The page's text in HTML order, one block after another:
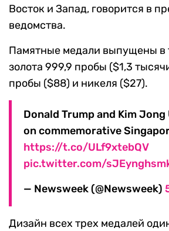
Восток и Запад, говорится в
ведомства.
Памятные медали выпущены в
золота 999,9 пробы ($1,3
пробы ($88) и никеля ($27).
Donald Trump and Kim Jong
on commemorative
https://t.co/ULf9xtebQV
pic.twitter.com/
— Newsweek (@Newsweek)
Дизайн всех трех медалей